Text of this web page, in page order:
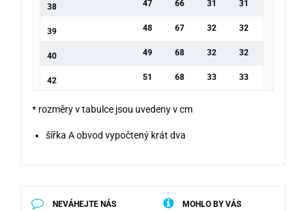
38 47 66 31 31
39 48 67 32 32
40 49 68 32 32
42 51 68 33 33
* rozměry v tabulce jsou uvedeny v cm
šířka A obvod vypočtený krát dva
NEVÁHEJTE NÁS
MOHLO BY VÁS